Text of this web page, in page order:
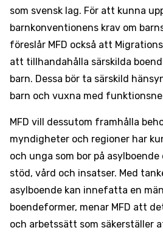
som svensk lag. För att kunna
barnkonventionens krav om
föreslår MFD också att
att tillhandahålla särskilda
barn. Dessa bör ta särskild
barn och vuxna med
MFD vill dessutom framhålla
myndigheter och regioner har
och unga som bor på
stöd, vård och insatser. Med
asylboende kan innefatta en
boendeformer, menar MFD att
och arbetssätt som säkerställer